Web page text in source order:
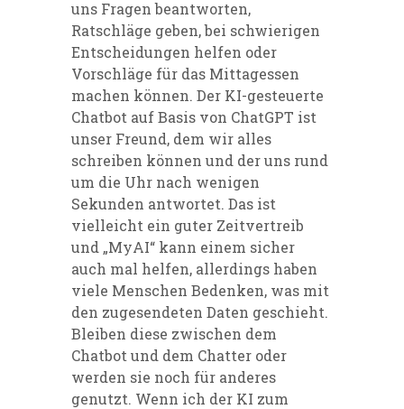
uns Fragen beantworten,
Ratschläge geben, bei schwierigen
Entscheidungen helfen oder
Vorschläge für das Mittagessen
machen können. Der KI-gesteuerte
Chatbot auf Basis von ChatGPT ist
unser Freund, dem wir alles
schreiben können und der uns rund
um die Uhr nach wenigen
Sekunden antwortet. Das ist
vielleicht ein guter Zeitvertreib
und „MyAI“ kann einem sicher
auch mal helfen, allerdings haben
viele Menschen Bedenken, was mit
den zugesendeten Daten geschieht.
Bleiben diese zwischen dem
Chatbot und dem Chatter oder
werden sie noch für anderes
genutzt. Wenn ich der KI zum